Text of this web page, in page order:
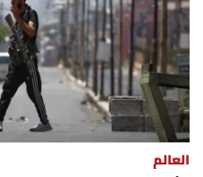
العالم